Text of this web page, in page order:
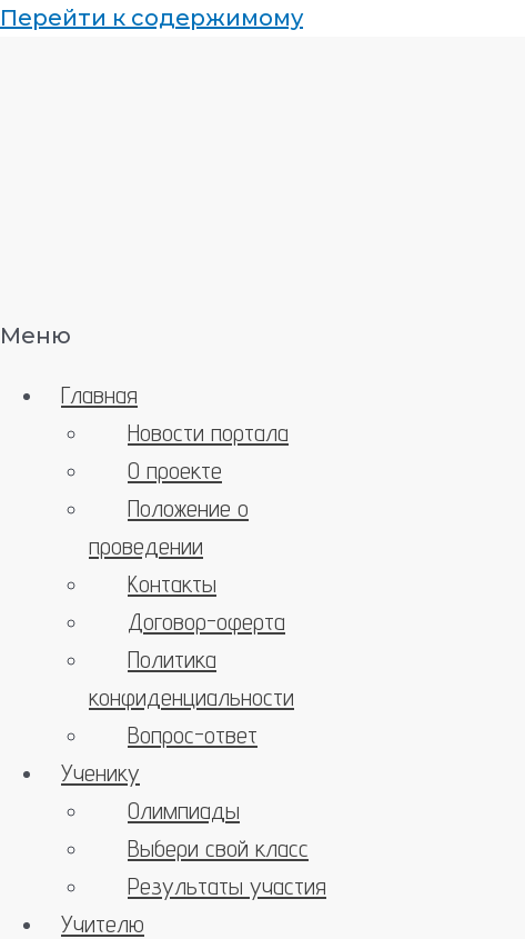
Перейти к содержимому
Меню
Главная
Новости портала
О проекте
Положение о
проведении
Контакты
Договор-оферта
Политика
конфиденциальности
Вопрос-ответ
Ученику
Олимпиады
Выбери свой класс
Результаты участия
Учителю